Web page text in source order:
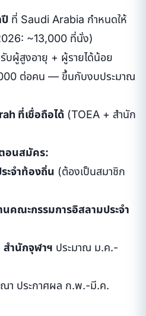
ปี ที่ Saudi Arabia กำหนดให้
~13,000 ที่นั่ง)
บผู้สูงอายุ + ผู้รายได้น้อย
ต่อคน — ขึ้นกับงบประมาณ
ที่เชื่อถือได้ (TOEA + สำนัก
อนสมัคร:
ะจำท้องถิ่น (ต้องเป็นสมาชิก
นคณะกรรมการอิสลามประจำ
สำนักจุฬาฯ ประมาณ ม.ค.-
า ประกาศผล ก.พ.-มี.ค.